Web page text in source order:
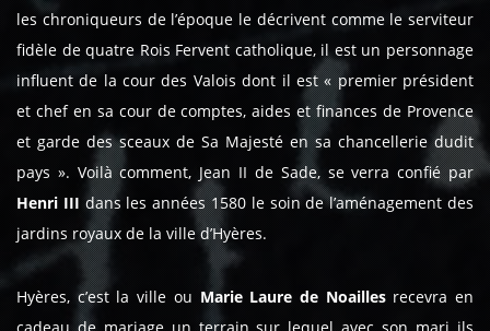
les chroniqueurs de l’époque le décrivent comme le serviteur
fidèle de quatre Rois Fervent catholique, il est un personnage
influent de la cour des Valois dont il est « premier président
et chef en sa cour de comptes, aides et finances de Provence
et garde des sceaux de Sa Majesté en sa chancellerie dudit
pays ». Voilà comment, Jean II de Sade, se verra confié par
Henri III dans les années 1580 le soin de l’aménagement des
jardins royaux de la ville d’Hyères.
Hyères, c’est la ville ou Marie Laure de Noaillesrecevra en